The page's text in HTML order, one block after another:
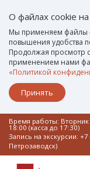
О файлах cookie
Мы применяем файлы
повышения удобства
Продолжая просмотр
применением нами
«Политикой
Принять
Время работы:
18:00 (касса до 17:30)
Запись на экскурсии: +7
Петрозаводск)